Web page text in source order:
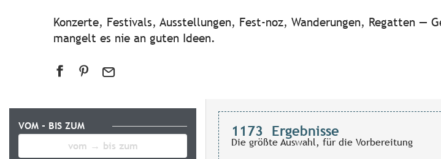
Konzerte, Festivals, Ausstellungen, Fest-noz, Wanderungen, Regatten —
mangelt es nie an guten Ideen.
VOM - BIS ZUM 1173 Ergebnisse
Die größte Auswahl, für die Vorbereitung